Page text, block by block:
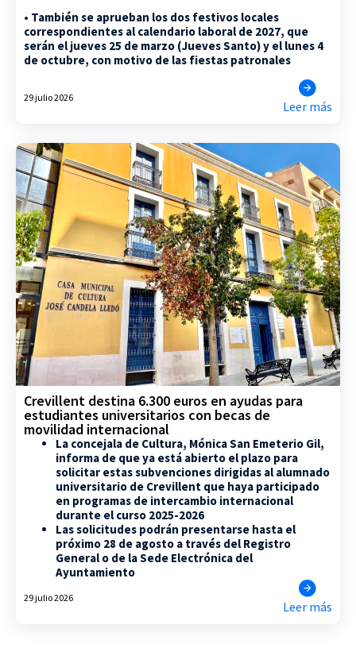
• También se aprueban los dos festivos locales
correspondientes al calendario laboral de 2027, que
serán el jueves 25 de marzo (Jueves Santo) y el lunes 4
de octubre, con motivo de las fiestas patronales
29 julio 2026
Leer más
Crevillent destina 6.300 euros en ayudas para
estudiantes universitarios con becas de
movilidad internacional
La concejala de Cultura, Mónica San Emeterio Gil,
informa de que ya está abierto el plazo para
solicitar estas subvenciones dirigidas al alumnado
universitario de Crevillent que haya participado
en programas de intercambio internacional
durante el curso 2025-2026
Las solicitudes podrán presentarse hasta el
próximo 28 de agosto a través del Registro
General o de la Sede Electrónica del
Ayuntamiento
29 julio 2026
Leer más